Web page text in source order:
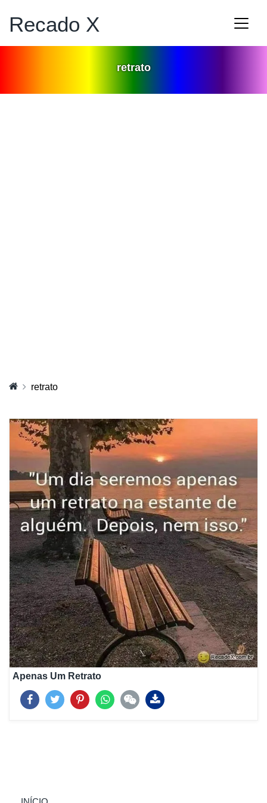
Recado X
retrato
retrato
Apenas Um Retrato